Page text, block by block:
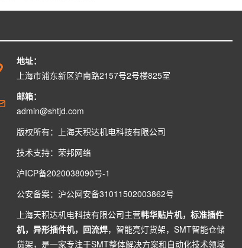
地址：
上海市浦东新区沪南路2157号2号楼825室
邮箱：
admin@shtjd.com
版权所有：上海天积达机电科技有限公司
技术支持： 荣邦网络
沪ICP备2020038090号-1
公安备案： 沪公网安备31011502003862号
上海天积达机电科技有限公司主营韩华贴片机， 标准插件
机， 异形插件机， 回流焊， 智能亮灯货架， SMT智能仓储
货架，是一家专注于SMT整体解决方案和自动化技术领域